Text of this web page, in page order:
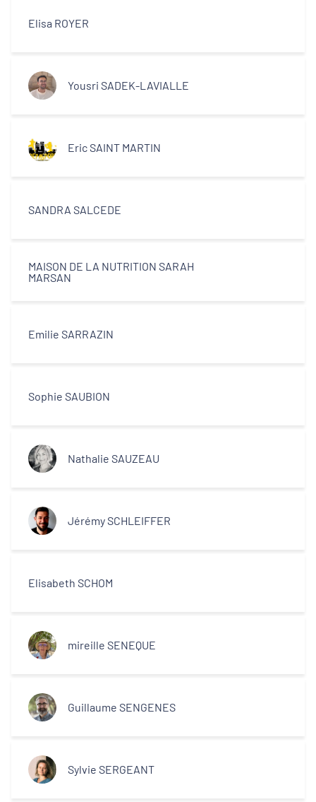
Elisa ROYER
Yousri SADEK-LAVIALLE
Eric SAINT MARTIN
SANDRA SALCEDE
MAISON DE LA NUTRITION SARAH
MARSAN
Emilie SARRAZIN
Sophie SAUBION
Nathalie SAUZEAU
Jérémy SCHLEIFFER
Elisabeth SCHOM
mireille SENEQUE
Guillaume SENGENES
Sylvie SERGEANT